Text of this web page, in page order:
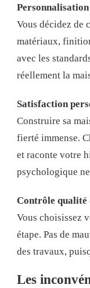
Vous décidez de
matériaux,
avec les
réellement la
Satisfaction
Construire sa
fierté immense.
et raconte votre
psychologique
Contrôle qualité
Vous choisissez
étape. Pas de
des travaux,
Les